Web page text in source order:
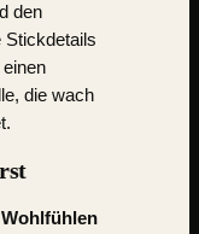
den
Stickdetails
die wach